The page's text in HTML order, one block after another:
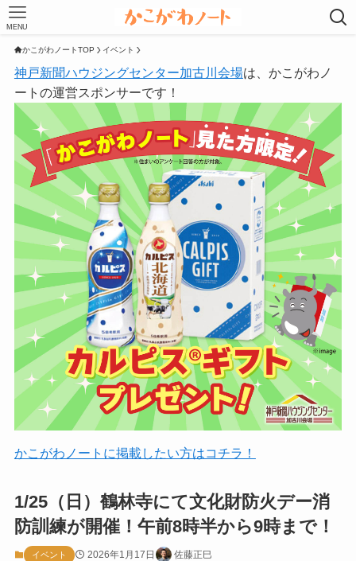
MENU
かこがわノートTOP イベント
神戸新聞ハウジングセンター加古川会場は、かこがわノ
ートの運営スポンサーです！
かこがわノートに掲載したい方はコチラ！
1/25（日）鶴林寺にて文化財防火デー消
防訓練が開催！午前8時半から9時まで！
イベント 2026年1月17日 佐藤正巳